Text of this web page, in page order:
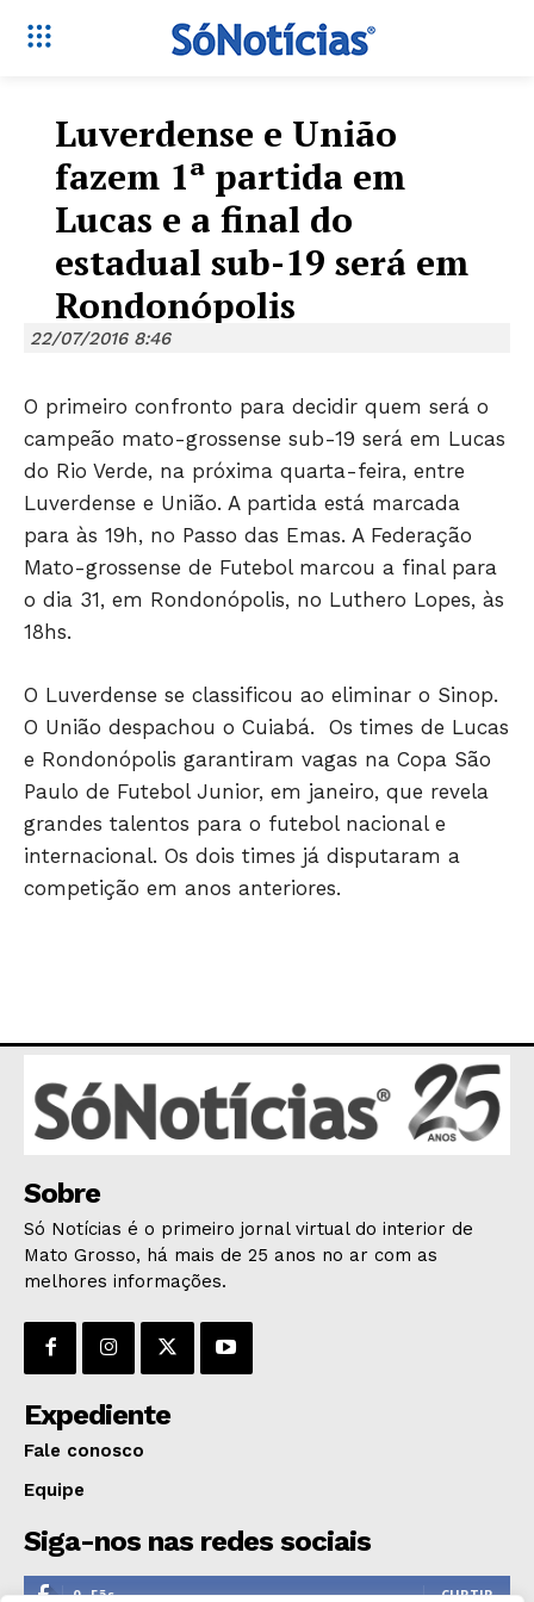
Só Notícias
JUNTE-SE NO WHATSAPP
ESPORTES
ECONOMIA
OPINIÃO
EDUCAÇÃO
SAÚDE
AGRONOTÍCIAS
ÚLTIMAS NOTÍCIAS
Luverdense e União
fazem 1ª partida em
Lucas e a final do
estadual sub-19 será em
Rondonópolis
22/07/2016 8:46
O primeiro confronto para decidir quem será o
campeão mato-grossense sub-19 será em Lucas
do Rio Verde, na próxima quarta-feira, entre
Luverdense e União. A partida está marcada
para às 19h, no Passo das Emas. A Federação
Mato-grossense de Futebol marcou a final para
o dia 31, em Rondonópolis, no Luthero Lopes, às
18hs.
O Luverdense se classificou ao eliminar o Sinop.
O União despachou o Cuiabá. Os times de Lucas
e Rondonópolis garantiram vagas na Copa São
Paulo de Futebol Junior, em janeiro, que revela
grandes talentos para o futebol nacional e
internacional. Os dois times já disputaram a
competição em anos anteriores.
Sobre
Só Notícias é o primeiro jornal virtual do interior de
Mato Grosso, há mais de 25 anos no ar com as
melhores informações.
Expediente
Fale conosco
Equipe
Siga-nos nas redes sociais
0 Fãs CURTIR